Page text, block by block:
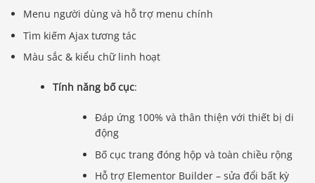
Menu người dùng và hỗ trợ menu chính
Tìm kiếm Ajax tương tác
Màu sắc & kiểu chữ linh hoạt
Tính năng bố cục:
Đáp ứng 100% và thân thiện với thiết bị di
động
Bố cục trang đóng hộp và toàn chiều rộng
Hỗ trợ Elementor Builder – sửa đổi bất kỳ